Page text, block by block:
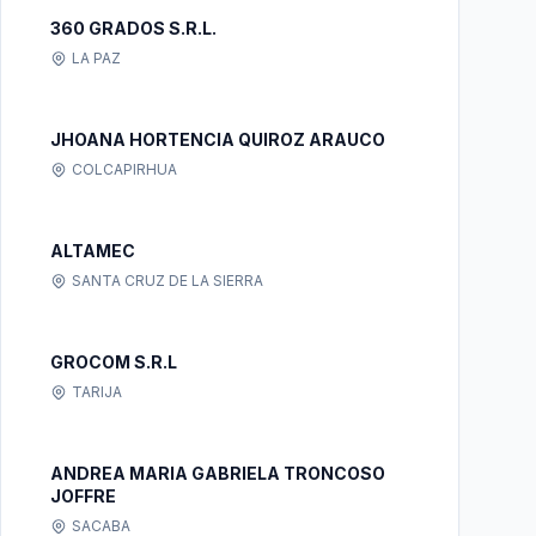
360 GRADOS S.R.L.
LA PAZ
JHOANA HORTENCIA QUIROZ ARAUCO
COLCAPIRHUA
ALTAMEC
SANTA CRUZ DE LA SIERRA
GROCOM S.R.L
TARIJA
ANDREA MARIA GABRIELA TRONCOSO
JOFFRE
SACABA